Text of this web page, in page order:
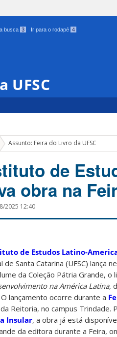
busca 3 Ir para o rodapé 4
UFSC
Assunto: Feira do Livro da UFSC
de
obra na
2025 12:40
de Estudos Latino-
de Santa Catarina (UFSC) lança
da Coleção Pátria Grande, o
na América Latina,
lançamento ocorre durante a
Reitoria, no campus Trindade.
Insular, a obra já está
da editora durante a Feira,